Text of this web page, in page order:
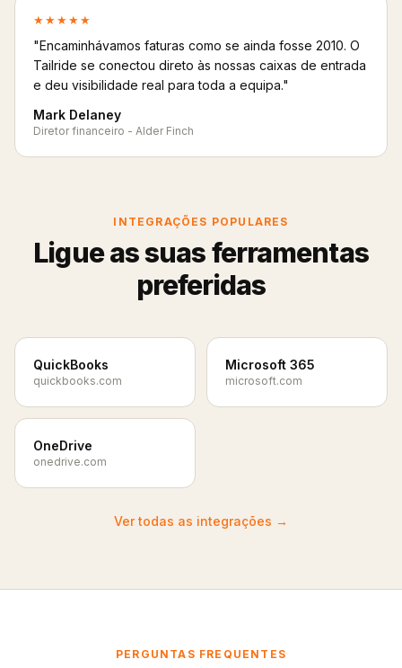
★★★★★
"Encaminhávamos faturas como se ainda fosse 2010. O
Tailride se conectou direto às nossas caixas de entrada
e deu visibilidade real para toda a equipa."
Mark Delaney
Diretor financeiro - Alder Finch
INTEGRAÇÕES POPULARES
Ligue as suas ferramentas
preferidas
QuickBooks
quickbooks.com
Microsoft 365
microsoft.com
OneDrive
onedrive.com
Ver todas as integrações →
PERGUNTAS FREQUENTES